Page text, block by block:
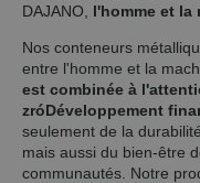
DAJANO, l'homme et la
Nos conteneurs
entre l'homme et la
est combinée à
zróDéveloppement
seulement de la
mais aussi du bien-être
communautés. Notre